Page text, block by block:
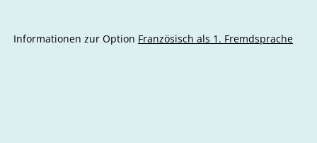
Informationen zur Option Französisch als 1. Fremdsprache